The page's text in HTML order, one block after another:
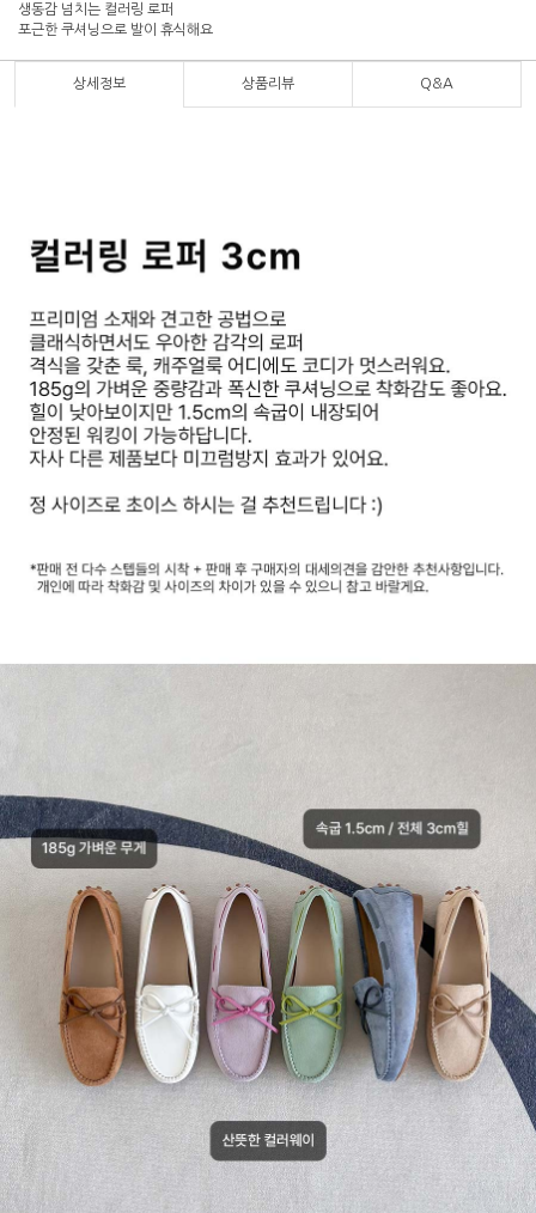
생동감 넘치는 컬러링 로퍼
포근한 쿠셔닝으로 발이 휴식해요
상세정보 상품리뷰 Q&A